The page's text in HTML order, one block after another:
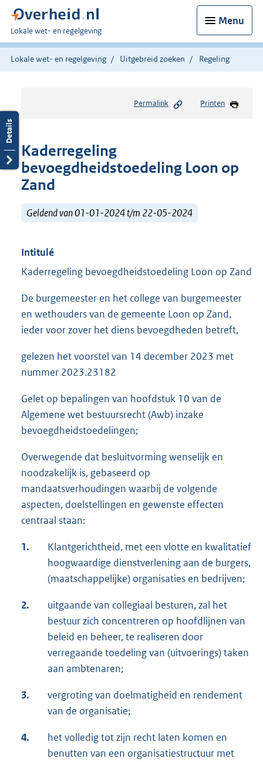
Menu
U
bent
hier:
Lokale wet- en regelgeving
Lokale wet- en regelgeving Uitgebreid zoeken Regeling
Permalink Printen
Kaderregeling
bevoegdheidstoedeling Loon op
Zand
Geldend van 01-01-2024 t/m 22-05-2024
Intitulé
Kaderregeling bevoegdheidstoedeling Loon op Zand
De burgemeester en het college van burgemeester
en wethouders van de gemeente Loon op Zand,
ieder voor zover het diens bevoegdheden betreft,
gelezen het voorstel van 14 december 2023 met
nummer 2023.23182
Gelet op bepalingen van hoofdstuk 10 van de
Algemene wet bestuursrecht (Awb) inzake
bevoegdheidstoedelingen;
Overwegende dat besluitvorming wenselijk en
noodzakelijk is, gebaseerd op
mandaatsverhoudingen waarbij de volgende
aspecten, doelstellingen en gewenste effecten
centraal staan:
1.
Klantgerichtheid, met een vlotte en kwalitatief
hoogwaardige dienstverlening aan de burgers,
(maatschappelijke) organisaties en bedrijven;
2.
uitgaande van collegiaal besturen, zal het
bestuur zich concentreren op hoofdlijnen van
beleid en beheer, te realiseren door
verregaande toedeling van (uitvoerings) taken
aan ambtenaren;
3.
vergroting van doelmatigheid en rendement
van de organisatie;
4.
het volledig tot zijn recht laten komen en
benutten van een organisatiestructuur met